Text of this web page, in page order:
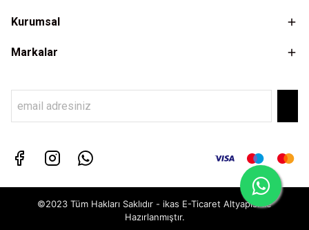
Kurumsal
Markalar
©2023 Tüm Hakları Saklıdır - ikas E-Ticaret Altyapısı ile
Hazırlanmıştır.